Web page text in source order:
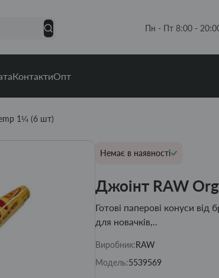
Пн - Пт 8:00 -
КонтактиОпт
1¼ (6 шт)
Немає в наявності
Джоінт RAW
Готові паперові конуси
для новачків,..
Виробник:RAW
Модель:5539569